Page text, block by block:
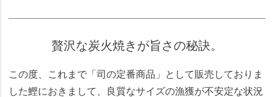
贅沢な炭火焼きが旨さの秘訣。
この度、これまで「司の定番商品」として販売しておりま
した鰹におきまして、良質なサイズの漁獲が不安定な状況